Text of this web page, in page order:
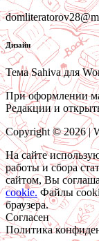
Дизайн
Тема Sahiva для
При оформлении
Редакции и
Copyright © 2026 |
На сайте
работы и сбора
сайтом, Вы
cookie. Файлы
браузера.
Согласен
Политика